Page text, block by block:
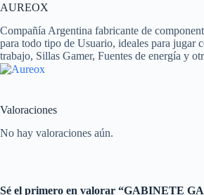
AUREOX
Compañía Argentina fabricante de
para todo tipo de Usuario, ideales para jugar
trabajo, Sillas Gamer, Fuentes de energía y
Valoraciones
No hay valoraciones aún.
Sé el primero en valorar “GABINETE